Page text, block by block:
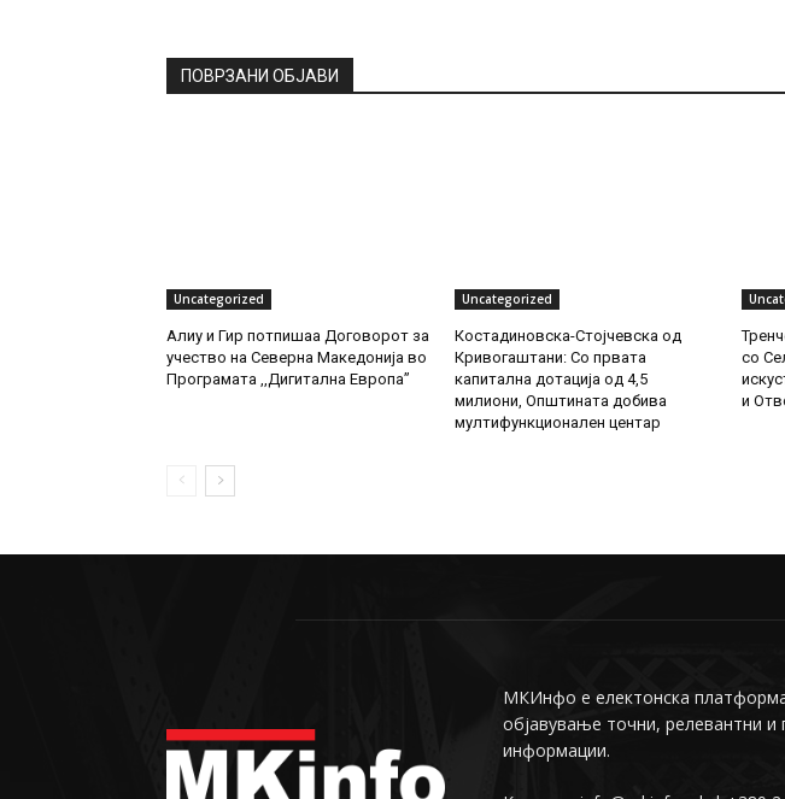
ПОВРЗАНИ ОБЈАВИ
Uncategorized
Алиу и Гир потпишаа Договорот за
учество на Северна Македонија во
Програмата ,,Дигитална Европа”
Uncategorized
Костадиновска-Стојчевска од
Кривогаштани: Со првата
капитална дотација од 4,5
милиони, Општината добива
мултифункционален центар
со
и
МКИнфо е електонска платформа
објавување точни, релевантни и
информации.